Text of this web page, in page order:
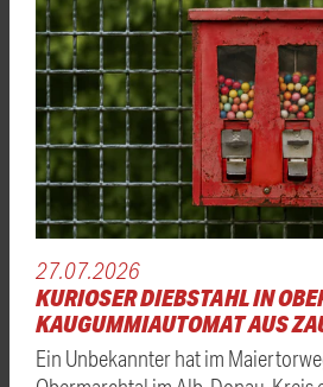
27.07.2026
KURIOSER DIEBSTAHL IN
KAUGUMMIAUTOMAT AUS
Ein Unbekannter hat im